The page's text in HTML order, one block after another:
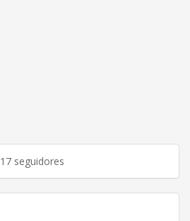
17 seguidores